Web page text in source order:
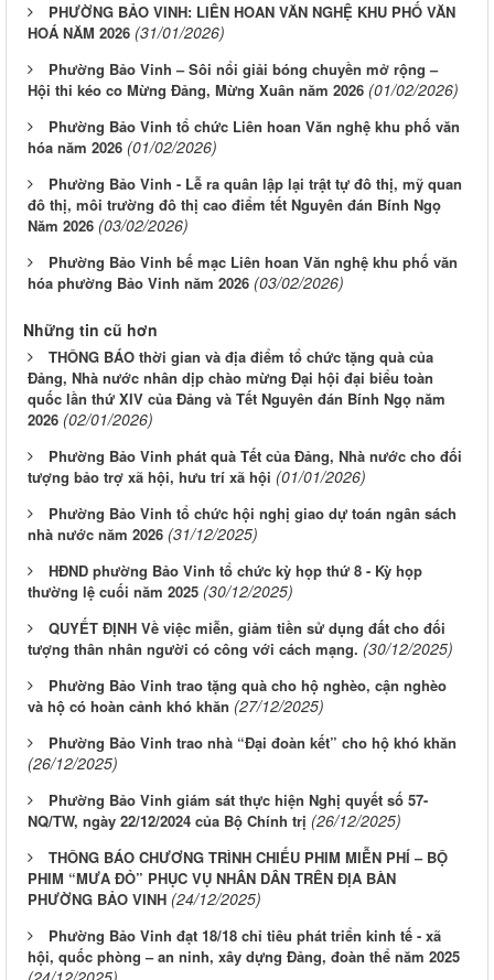
PHƯỜNG BẢO VINH: LIÊN HOAN VĂN NGHỆ KHU PHỐ VĂN
HOÁ NĂM 2026 (31/01/2026)
Phường Bảo Vinh – Sôi nổi giải bóng chuyền mở rộng –
Hội thi kéo co Mừng Đảng, Mừng Xuân năm 2026 (01/02/2026)
Phường Bảo Vinh tổ chức Liên hoan Văn nghệ khu phố văn
hóa năm 2026 (01/02/2026)
Phường Bảo Vinh - Lễ ra quân lập lại trật tự đô thị, mỹ quan
đô thị, môi trường đô thị cao điểm tết Nguyên đán Bính Ngọ
Năm 2026 (03/02/2026)
Phường Bảo Vinh bế mạc Liên hoan Văn nghệ khu phố văn
hóa phường Bảo Vinh năm 2026 (03/02/2026)
Những tin cũ hơn
THÔNG BÁO thời gian và địa điểm tổ chức tặng quà của
Đảng, Nhà nước nhân dịp chào mừng Đại hội đại biểu toàn
quốc lần thứ XIV của Đảng và Tết Nguyên đán Bính Ngọ năm
2026 (02/01/2026)
Phường Bảo Vinh phát quà Tết của Đảng, Nhà nước cho đối
tượng bảo trợ xã hội, hưu trí xã hội (01/01/2026)
Phường Bảo Vinh tổ chức hội nghị giao dự toán ngân sách
nhà nước năm 2026 (31/12/2025)
HĐND phường Bảo Vinh tổ chức kỳ họp thứ 8 - Kỳ họp
thường lệ cuối năm 2025 (30/12/2025)
QUYẾT ĐỊNH Về việc miễn, giảm tiền sử dụng đất cho đối
tượng thân nhân người có công với cách mạng. (30/12/2025)
Phường Bảo Vinh trao tặng quà cho hộ nghèo, cận nghèo
và hộ có hoàn cảnh khó khăn (27/12/2025)
Phường Bảo Vinh trao nhà “Đại đoàn kết” cho hộ khó khăn
(26/12/2025)
Phường Bảo Vinh giám sát thực hiện Nghị quyết số 57-
NQ/TW, ngày 22/12/2024 của Bộ Chính trị (26/12/2025)
THÔNG BÁO CHƯƠNG TRÌNH CHIẾU PHIM MIỄN PHÍ – BỘ
PHIM “MƯA ĐỎ” PHỤC VỤ NHÂN DÂN TRÊN ĐỊA BÀN
PHƯỜNG BẢO VINH (24/12/2025)
Phường Bảo Vinh đạt 18/18 chỉ tiêu phát triển kinh tế - xã
hội, quốc phòng – an ninh, xây dựng Đảng, đoàn thể năm 2025